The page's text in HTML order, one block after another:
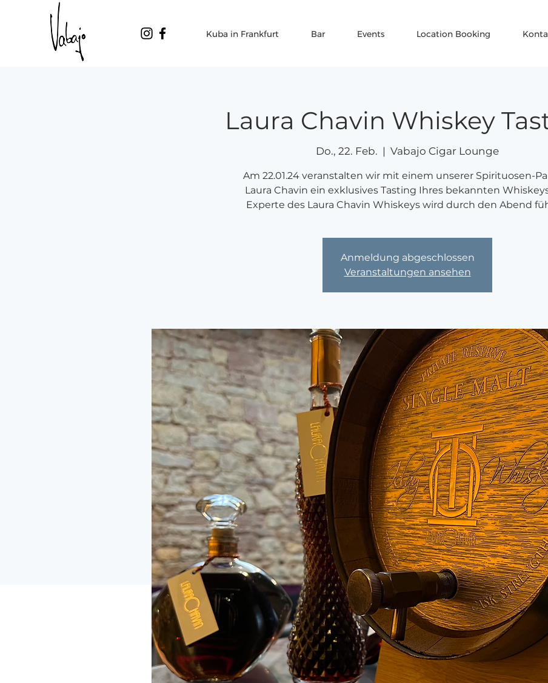
Kuba in Frankfurt Bar Events Location Booking
Laura Chavin Whiskey
Do., 22. Feb.
  |
Vabajo Cigar Lounge
Am 22.01.24 veranstalten wir mit einem unserer Spirituosen-
Laura Chavin ein exklusives Tasting Ihres bekannten
Experte des Laura Chavin Whiskeys wird durch den Abend
Anmeldung abgeschlossen
Veranstaltungen ansehen